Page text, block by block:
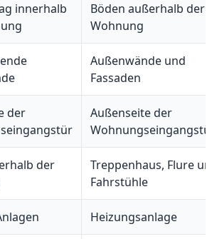
innerhalb
Böden außerhalb der
Wohnung
Außenwände und
Fassaden
der
Außenseite der
Wohnungseingangstür
der
Treppenhaus, Flure
Fahrstühle
Heizungsanlage